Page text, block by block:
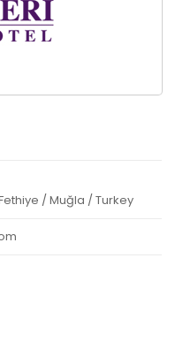
/ Muğla / Turkey